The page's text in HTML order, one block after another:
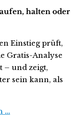
halten oder
Einstieg prüft,
Gratis-Analyse
– und zeigt,
sein kann, als
…